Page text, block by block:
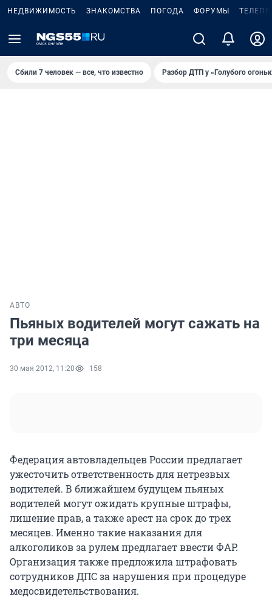
НЕДВИЖИМОСТЬ ЗНАКОМСТВА ПОГОДА ФОРУМЫ
Сбили 7 человек — все, что известно Разбор ДТП у «Голубого
АВТО
Пьяных водителей могут сажать на
три месяца
30 мая 2012, 11:20 158
Федерация автовладельцев России предлагает
ужесточить ответственность для нетрезвых
водителей. В ближайшем будущем пьяных
водителей могут ожидать крупные штрафы,
лишение прав, а также арест на срок до трех
месяцев. Именно такие наказания для
алкоголиков за рулем предлагает ввести ФАР.
Организация также предложила штрафовать
сотрудников ДПС за нарушения при процедуре
медосвидетельствования.